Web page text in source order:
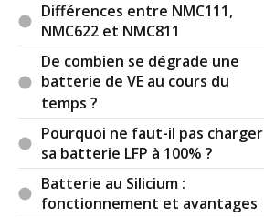
Différences entre NMC111,
NMC622 et NMC811
De combien se dégrade une
batterie de VE au cours du
temps ?
Pourquoi ne faut-il pas charger
sa batterie LFP à 100% ?
Batterie au Silicium :
fonctionnement et avantages